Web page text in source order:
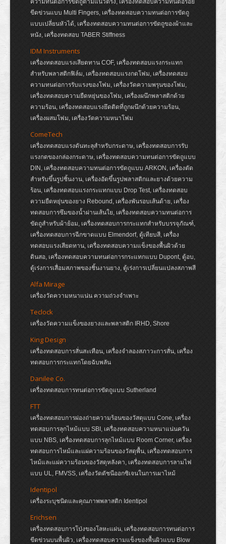
ความทนต่อการขัดถูตามแนวตรง, เครื่องทดสอบความทนต่อรอย
ขีดข่วนแบบ Multi Fingers, เครื่องทดสอบความทนต่อการขัดถู
แบบเปลี่ยนหัวได้, เครื่องทดสอบความทนต่อการขัดถูของผ้าและ
หนัง, เครื่องทดสอบ TABER Stiffness
IDM Instruments
เครื่องทดสอบแรงเสียดทาน COF, เครื่องทดสอบแรงกระแทก
สำหรับพลาสติกฟิล์ม, เครื่องทดสอบแรงกดโฟม, เครื่องทดสอบ
ความทนต่อการรับแรงของโฟม, เครื่องวัดความพรุนของโฟม,
เครื่องทดสอบความยืดหยุ่นของโฟม, เครื่องผนึกพลาสติกด้วย
ความร้อน, เครื่องทดสอบแรงยึดติดที่ถูกผนึกด้วยความร้อน,
เครื่องผสมโฟม, เครื่องวัดความหนาโฟม
ComeTech
เครื่องทดสอบแรงดันทะลุสำหรับกระดาษ, เครื่องทดสอบการรับ
แรงกดของกล่องกระดาษ, เครื่องทดสอบความทนต่อการขัดถูแบบ
DIN, เครื่องทดสอบความทนต่อการขัดถูแบบ ARKON, เครื่องตัด
สำหรับขึ้นรูปชิ้นงาน, เครื่องอัดขึ้นรูปพลาสติกและยางด้วยความ
ร้อน, เครื่องทดสอบแรงกระแทกแบบ Drop Test, เครื่องทดสอบ
ความยืดหยุ่นของยาง Rebound, เครื่องพันรอบเส้นด้าย, เครื่อง
ทดสอบการซึมของน้ำผ่านเส้นใย, เครื่องทดสอบความทนต่อการ
ขัดถูสำหรับผ้าย้อม, เครื่องทดสอบการกระแทกสำหรับบรรจุภัณฑ์,
เครื่องทดสอบการฉีกขาดแบบ Elmendorf, ตู้เทียบสี, เครื่อง
ทดสอบแรงเสียดทาน, เครื่องทดสอบความแข็งของพื้นผิวด้วย
ดินสอ, เครื่องทดสอบความทนต่อการกระแทกแบบ Dupont, ตู้อบ,
ตู้เร่งการเสื่อมสภาพของชิ้นงานยาง, ตู้เร่งการเปลี่ยนแปลงสภาพสี
Alfa Mirage
เครื่องวัดความหนาแน่น ความถ่วงจำเพาะ
Teclock
เครื่องวัดความแข็งของยางและพลาสติก IRHD, Shore
King Design
เครื่องทดสอบการสั่นสะเทือน, เครื่องจำลองสภาวะการสั่น, เครื่อง
ทดสอบการกระแทกโดยฉับพลัน
Danilee Co.
เครื่องทดสอบการทนต่อการขัดถูแบบ Sutherland
FTT
เครื่องทดสอบการผ่องถ่ายความร้อนของวัสดุแบบ Cone, เครื่อง
ทดสอบการลุกไหม้แบบ SBI, เครื่องทดสอบความหนาแน่นควัน
แบบ NBS, เครื่องทดสอบการลุกไหม้แบบ Room Corner, เครื่อง
ทดสอบการไหม้และแผ่ความร้อนของวัสดุพื้น, เครื่องทดสอบการ
ไหม้และแผ่ความร้อนของวัสดุหลังคา, เครื่องทดสอบการลามไฟ
แบบ UL, FMVSS, เครื่องวัดดัชนีออกซิเจนในการเผาไหม้
Identipol
เครื่องระบุชนิดและคุณภาพพลาสติก Identipol
Erichsen
เครื่องทดสอบการโป่งของโลหะแผ่น, เครื่องทดสอบการทนต่อการ
ขีดข่วนบนพื้นผิว, เครื่องทดสอบความแข็งของพื้นผิวแบบ Blow